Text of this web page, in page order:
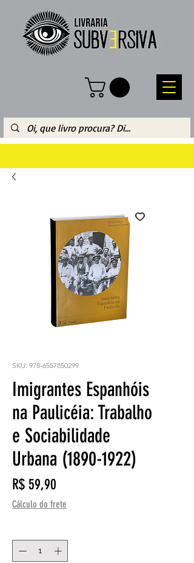
SKU: 978-6557850299
Imigrantes Espanhóis
na Paulicéia: Trabalho
e Sociabilidade
Urbana (1890-1922)
R$ 59,90
Cálculo do frete